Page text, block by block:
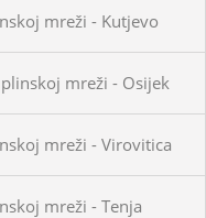
mreži - Kutjevo
mreži - Osijek
mreži - Virovitica
mreži - Tenja